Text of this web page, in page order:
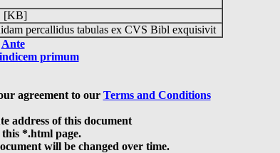
percallidus tabulas ex CVS Bibl exquisivit
Ante
primum
agreement to our Terms and Conditions
address of this document
this *.html page.
will be changed over time.